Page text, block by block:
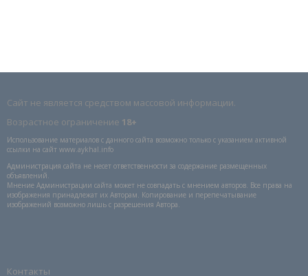
Сайт не является средством массовой информации.
Возрастное ограничение 18+
Использование материалов с данного сайта возможно только с указанием активной
ссылки на сайт www.aykhal.info
Администрация сайта не несет ответственности за содержание размещенных
объявлений.
Мнение Администрации сайта может не совпадать с мнением авторов. Все права на
изображения принадлежат их Авторам. Копирование и перепечатывание
изображений возможно лишь с разрешения Автора.
Контакты